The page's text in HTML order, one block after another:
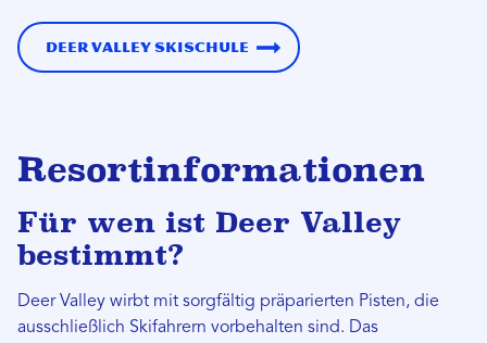
Deer Valley Skischule
Resortinformationen
Für wen ist Deer Valley
bestimmt?
Deer Valley wirbt mit sorgfältig präparierten Pisten, die
ausschließlich Skifahrern vorbehalten sind. Das